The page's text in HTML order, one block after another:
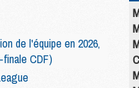
de l'équipe en 2026,
CDF)